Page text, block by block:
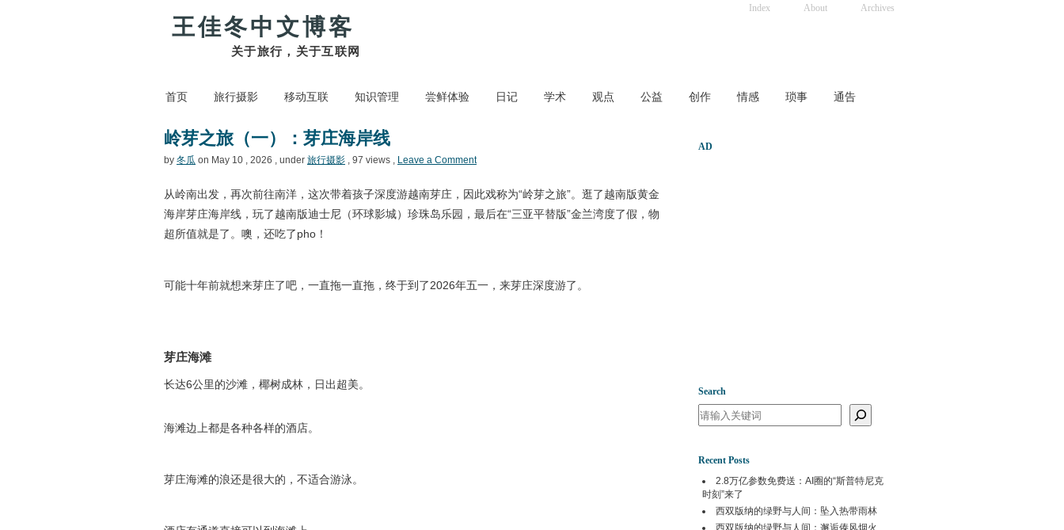
王佳冬中文博客
关于旅行，关于互联网
Index About Archives
首页 旅行摄影 移动互联 知识管理 尝鲜体验 日记 学术 观点 公益 创作 情感 琐事 通告
岭芽之旅（一）：芽庄海岸线
by 冬瓜 on May 10 , 2026 , under 旅行摄影 , 97 views , Leave a Comment
从岭南出发，再次前往南洋，这次带着孩子深度游越南芽庄，因此戏称为“岭芽之旅”。逛了越南版黄金
海岸芽庄海岸线，玩了越南版迪士尼（环球影城）珍珠岛乐园，最后在“三亚平替版”金兰湾度了假，物
超所值就是了。噢，还吃了pho！
可能十年前就想来芽庄了吧，一直拖一直拖，终于到了2026年五一，来芽庄深度游了。
芽庄海滩
长达6公里的沙滩，椰树成林，日出超美。
海滩边上都是各种各样的酒店。
芽庄海滩的浪还是很大的，不适合游泳。
AD
Search
Search
Recent Posts
2.8万亿参数免费送：AI圈的“斯普特尼克
时刻”来了
西双版纳的绿野与人间：坠入热带雨林
西双版纳的绿野与人间：邂逅傣风烟火